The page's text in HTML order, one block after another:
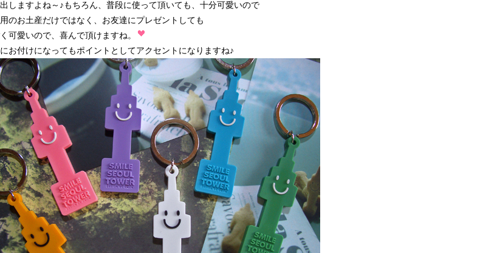
しますよね～♪もちろん、普段に使って頂いても、十分可愛いので
のお土産だけではなく、お友達にプレゼントしても
可愛いので、喜んで頂けますね。
お付けになってもポイントとしてアクセントになりますね♪